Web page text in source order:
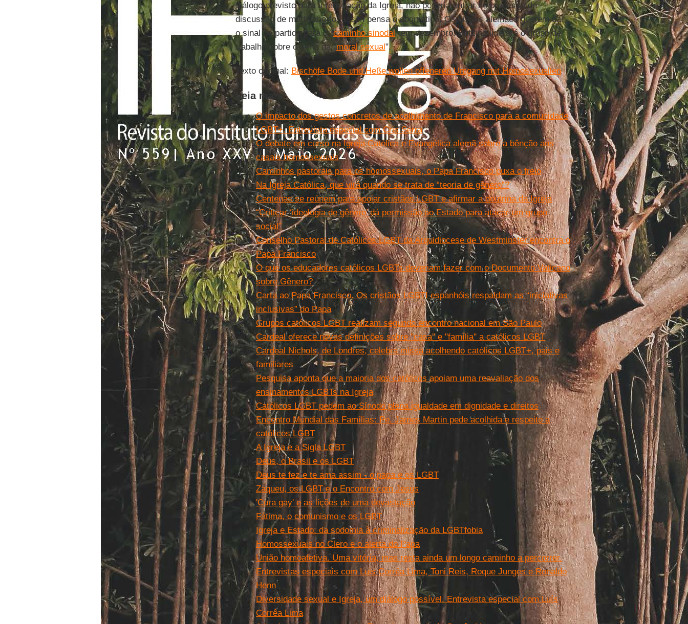
diálogo previsto para a renovação da Igreja, não poderia entrar no processo de
discussão de modo aberto, assim pensa o dogmático. Os bispos alemães querem dar
o sinal de partida para o "caminho sinodal" em dezembro. Bätzing liderará o grupo de
trabalho sobre o tema da "moral sexual".
Texto original: Bischöfe Bode und Heße wollen offeneren Umgang mit Homosexuellen
Leia mais
O impacto dos gestos concretos de acolhimento de Francisco para a comunidade
LGBT+. Entrevista especial com Cris Serra
O debate em curso na Igreja Católica e Evangélica alemã sobre a bênção aos
casais homossexuais
Caminhos pastorais para os homossexuais, o Papa Francisco puxa o freio
Na Igreja Católica, que virá quando se trata de “teoria de gênero”?
Centenas se reúnem para apoiar cristãos LGBT e afirmar a doutrina da Igreja
“Criticar ‘ideologia de gênero’ dá permissão ao Estado para atacar um grupo
social”
Conselho Pastoral de Católicos LGBT da Arquidiocese de Westminster encontra o
Papa Francisco
O que os educadores católicos LGBTs deveriam fazer com o Documento Vaticano
sobre Gênero?
Carta ao Papa Francisco. Os cristãos LGBTI espanhóis respaldam as “iniciativas
inclusivas” do Papa
Grupos católicos LGBT realizam segundo encontro nacional em São Paulo
Cardeal oferece novas definições sobre ''casa'' e ''família'' a católicos LGBT
Cardeal Nichols, de Londres, celebra missa acolhendo católicos LGBT+, pais e
familiares
Pesquisa aponta que a maioria dos católicos apoiam uma reavaliação dos
ensinamentos LGBTs na Igreja
Católicos LGBT pedem ao Sínodo plena igualdade em dignidade e direitos
Encontro Mundial das Famílias: Pe. James Martin pede acolhida e respeito a
católicos LGBT
A Igreja e a Sigla LGBT
Deus, o Brasil e os LGBT
Deus te fez e te ama assim - o papa e os LGBT
Zaqueu, os LGBT e o Encontro com Jesus
'Cura gay' e as lições de uma devastação
Fátima, o comunismo e os LGBT
Igreja e Estado: da sodomia à criminalização da LGBTfobia
Homossexuais no Clero e o alerta do Papa
União homoafetiva. Uma vitória, mas resta ainda um longo caminho a percorrer.
Entrevistas especiais com Luis Corrêa Lima, Toni Reis, Roque Junges e Ronaldo
Henn
Diversidade sexual e Igreja, um diálogo possível. Entrevista especial com Luís
Corrêa Lima